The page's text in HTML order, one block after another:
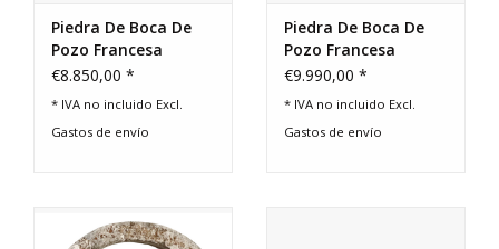
Piedra De Boca De
Pozo Francesa
Recuperada
€8.850,00 *
* IVA no incluido Excl.
Gastos de envío
Piedra De Boca De
Pozo Francesa
Recuperada
€9.990,00 *
* IVA no incluido Excl.
Gastos de envío